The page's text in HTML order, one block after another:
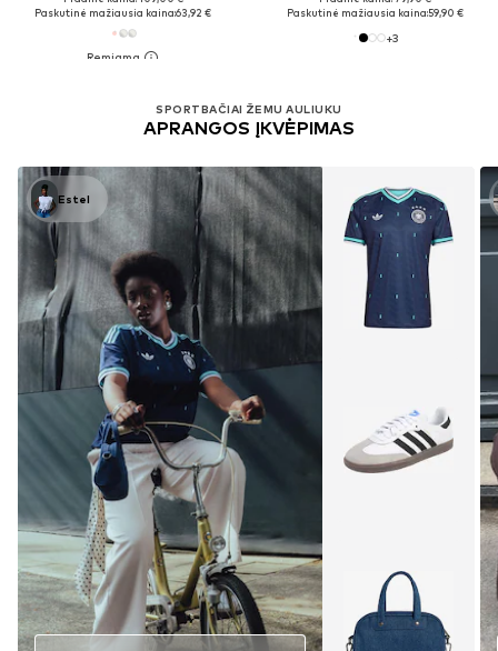
Paskutinė mažiausia kaina:63,92 €
Paskutinė mažiausia kaina:59,90 €
+3
SPORTBAČIAI ŽEMU AULIUKU
APRANGOS ĮKVĖPIMAS
Estel